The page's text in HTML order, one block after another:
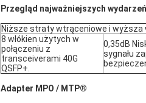
Przegląd najważniejszych wydarzeń
Niższe straty wtrąceniowe i wyższa
8 włókien użytych w
połączeniu z
transceiverami 40G
QSFP+.
0,35dB
sygnału
Adapter MPO / MTP®